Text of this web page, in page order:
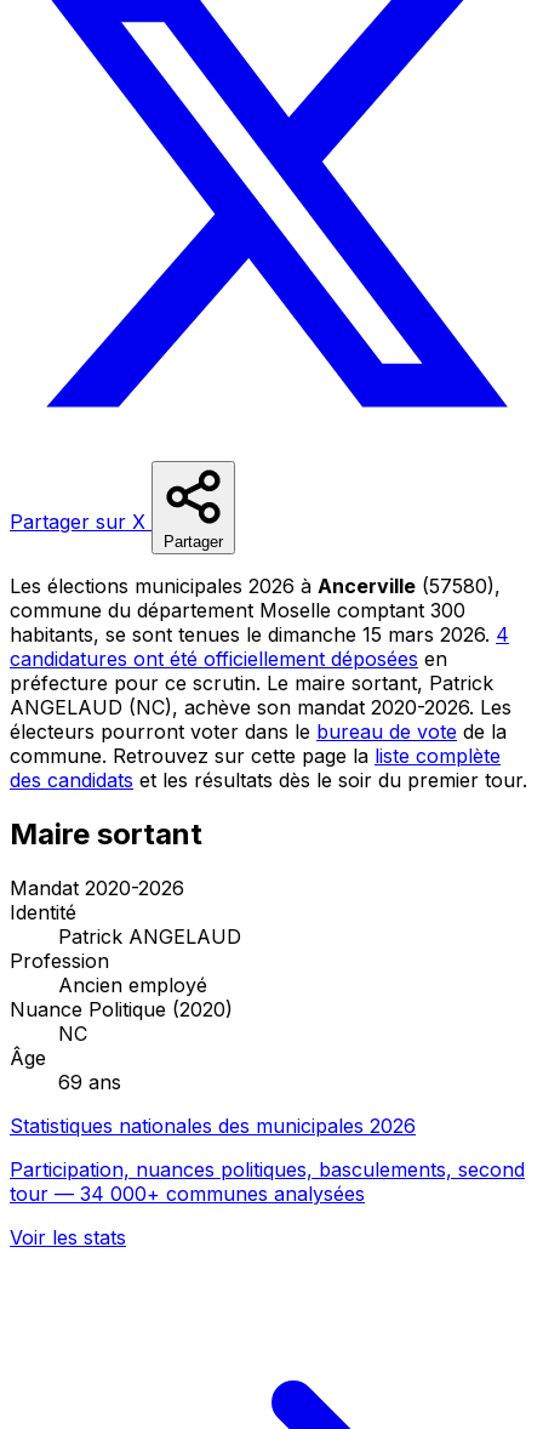
Partager sur X
Partager
Les élections municipales 2026 à Ancerville (57580),
commune du département Moselle comptant 300
habitants, se sont tenues le dimanche 15 mars 2026. 4
candidatures ont été officiellement déposées en
préfecture pour ce scrutin. Le maire sortant, Patrick
ANGELAUD (NC), achève son mandat 2020-2026. Les
électeurs pourront voter dans le bureau de vote de la
commune. Retrouvez sur cette page la liste complète
des candidats et les résultats dès le soir du premier tour.
Maire sortant
Mandat 2020-2026
Identité
Patrick ANGELAUD
Profession
Ancien employé
Nuance Politique (2020)
NC
Âge
69 ans
Statistiques nationales des municipales 2026
Participation, nuances politiques, basculements, second
tour — 34 000+ communes analysées
Voir les stats